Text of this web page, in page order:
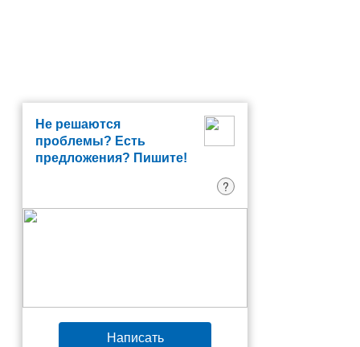
Не решаются
проблемы? Есть
предложения? Пишите!
?
Написать